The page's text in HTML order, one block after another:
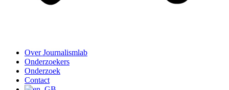
Over Journalismlab
Onderzoekers
Onderzoek
Contact